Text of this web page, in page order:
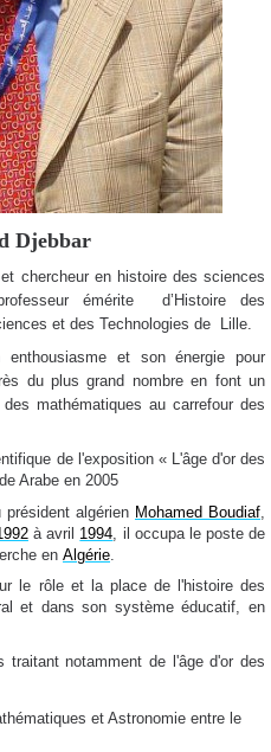
Djebbar
chercheur en histoire des sciences
émérite
d’Histoire des
et des Technologies de
Lille.
et son énergie pour
du plus grand nombre en font un
des mathématiques au carrefour des
de l'exposition « L'âge d'or des
Arabe en 2005
algérien Mohamed Boudiaf
à avril 1994 , il occupa le poste de
en Algérie
le rôle et la place de l'histoire des
et dans son système éducatif, en
traitant notamment de l'âge d'or des
et Astronomie entre le